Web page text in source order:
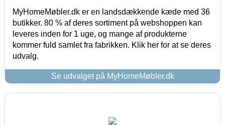
MyHomeMøbler.dk er en landsdækkende kæde med 36
butikker. 80 % af deres sortiment på webshoppen kan
leveres inden for 1 uge, og mange af produkterne
kommer fuld samlet fra fabrikken. Klik her for at se deres
udvalg.
Se udvalget på MyHomeMøbler.dk